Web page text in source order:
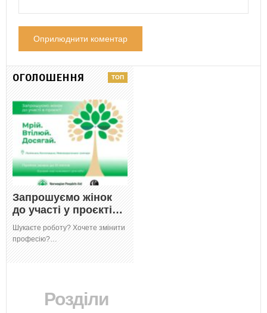
ОГОЛОШЕННЯ
Запрошуємо жінок
до участі у проєкті…
Шукаєте роботу? Хочете змінити
професію?…
Розділи